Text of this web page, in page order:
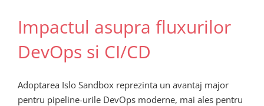
Impactul asupra fluxurilor
DevOps si CI/CD
Adoptarea Islo Sandbox reprezinta un avantaj major
pentru pipeline-urile DevOps moderne, mai ales pentru